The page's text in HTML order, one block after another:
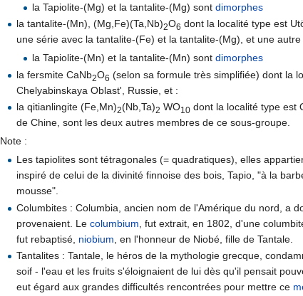
la Tapiolite-(Mg) et la tantalite-(Mg) sontdimorphes
la tantalite-(Mn), (Mg,Fe)(Ta,Nb)2O6 dont la localité type est
une série avec la tantalite-(Fe) et la tantalite-(Mg), et une
la Tapiolite-(Mn) et la tantalite-(Mn) sontdimorphes
la fersmite CaNb2O6 (selon sa formule très simplifiée) dont la
Chelyabinskaya Oblast', Russie, et :
la qitianlingite (Fe,Mn)2(Nb,Ta)2 WO10dont la localité type est
de Chine, sont les deux autres membres de ce sous-groupe.
Note :
Les tapiolites sont tétragonales (= quadratiques), elles
inspiré de celui de la divinité finnoise des bois, Tapio, "à la
mousse".
Columbites : Columbia, ancien nom de l'Amérique du nord, a
provenaient. Le columbium , fut extrait, en 1802, d'une
fut rebaptisé, niobium , en l'honneur de Niobé, fille de Tantale.
Tantalites : Tantale, le héros de la mythologie grecque,
soif - l'eau et les fruits s'éloignaient de lui dès qu'il pensait
eut égard aux grandes difficultés rencontrées pour mettre ce